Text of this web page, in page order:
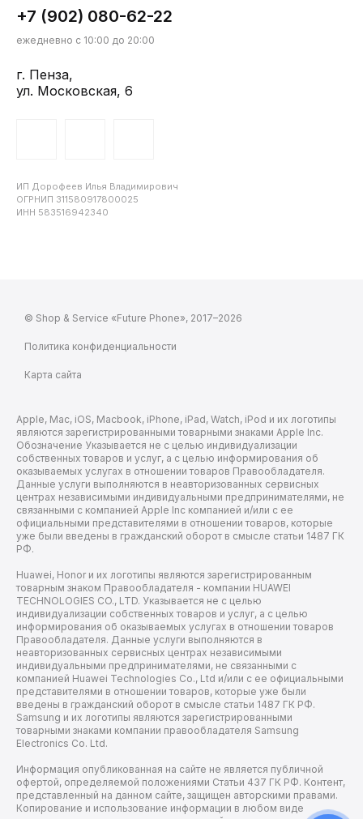
+7 (902) 080-62-22
ежедневно с 10:00 до 20:00
г. Пенза,
ул. Московская, 6
ИП Дорофеев Илья Владимирович
ОГРНИП 311580917800025
ИНН 583516942340
© Shop & Service «Future Phone», 2017–2026
Политика конфиденциальности
Карта сайта
Apple, Mac, iOS, Macbook, iPhone, iPad, Watch, iPod и их логотипы
являются зарегистрированными товарными знаками Apple Inc.
Обозначение Указывается не с целью индивидуализации
собственных товаров и услуг, а с целью информирования об
оказываемых услугах в отношении товаров Правообладателя.
Данные услуги выполняются в неавторизованных сервисных
центрах независимыми индивидуальными предпринимателями, не
связанными с компанией Apple Inc компанией и/или с ее
официальными представителями в отношении товаров, которые
уже были введены в гражданский оборот в смысле статьи 1487 ГК
РФ.
Huawei, Honor и их логотипы являются зарегистрированным
товарным знаком Правообладателя - компании HUAWEI
TECHNOLOGIES CO., LTD. Указывается не с целью
индивидуализации собственных товаров и услуг, а с целью
информирования об оказываемых услугах в отношении товаров
Правообладателя. Данные услуги выполняются в
неавторизованных сервисных центрах независимыми
индивидуальными предпринимателями, не связанными с
компанией Huawei Technologies Co., Ltd и/или с ее официальными
представителями в отношении товаров, которые уже были
введены в гражданский оборот в смысле статьи 1487 ГК РФ.
Samsung и их логотипы являются зарегистрированными
товарными знаками компании правообладателя Samsung
Electronics Co. Ltd.
Информация опубликованная на сайте не является публичной
офертой, определяемой положениями Статьи 437 ГК РФ. Контент,
представленный на данном сайте, защищен авторскими правами.
Копирование и использование информации в любом виде